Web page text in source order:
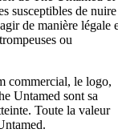
susceptibles de nuire
de manière légale
ou
commercial, le logo,
Untamed sont sa
Toute la valeur